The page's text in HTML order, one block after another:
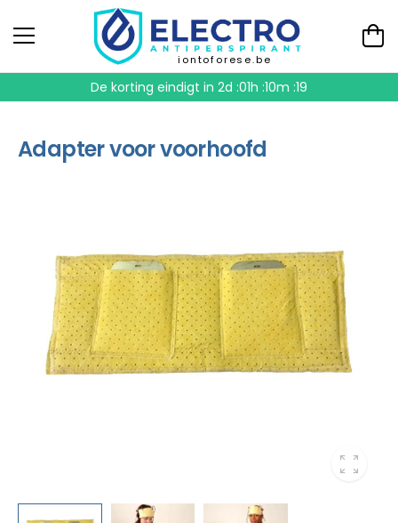
iontoforese.be
De korting eindigt in 2d :01h :10m :19
Adapter voor voorhoofd